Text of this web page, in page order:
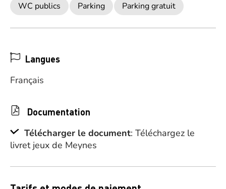
WC publics Parking Parking gratuit
Langues
Français
Documentation
Télécharger le document: Téléchargez le
livret jeux de Meynes